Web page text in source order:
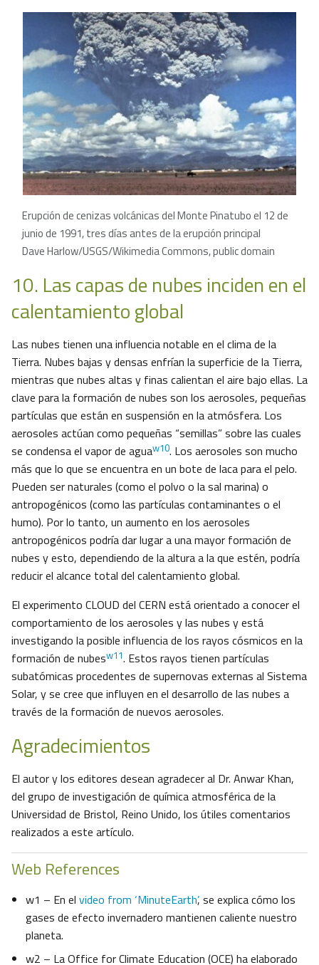
Erupción de cenizas volcánicas del Monte Pinatubo el 12 de
junio de 1991, tres días antes de la erupción principal
Dave Harlow/USGS/Wikimedia Commons, public domain
10. Las capas de nubes inciden en el
calentamiento global
Las nubes tienen una influencia notable en el clima de la
Tierra. Nubes bajas y densas enfrían la superficie de la Tierra,
mientras que nubes altas y finas calientan el aire bajo ellas. La
clave para la formación de nubes son los aerosoles, pequeñas
partículas que están en suspensión en la atmósfera. Los
aerosoles actúan como pequeñas “semillas” sobre las cuales
se condensa el vapor de aguaw10. Los aerosoles son mucho
más que lo que se encuentra en un bote de laca para el pelo.
Pueden ser naturales (como el polvo o la sal marina) o
antropogénicos (como las partículas contaminantes o el
humo). Por lo tanto, un aumento en los aerosoles
antropogénicos podría dar lugar a una mayor formación de
nubes y esto, dependiendo de la altura a la que estén, podría
reducir el alcance total del calentamiento global.
El experimento CLOUD del CERN está orientado a conocer el
comportamiento de los aerosoles y las nubes y está
investigando la posible influencia de los rayos cósmicos en la
formación de nubesw11. Estos rayos tienen partículas
subatómicas procedentes de supernovas externas al Sistema
Solar, y se cree que influyen en el desarrollo de las nubes a
través de la formación de nuevos aerosoles.
Agradecimientos
El autor y los editores desean agradecer al Dr. Anwar Khan,
del grupo de investigación de química atmosférica de la
Universidad de Bristol, Reino Unido, los útiles comentarios
realizados a este artículo.
Web References
w1 – En el video from ‘MinuteEarth’, se explica cómo los
gases de efecto invernadero mantienen caliente nuestro
planeta.
w2 – La Office for Climate Education (OCE) ha elaborado